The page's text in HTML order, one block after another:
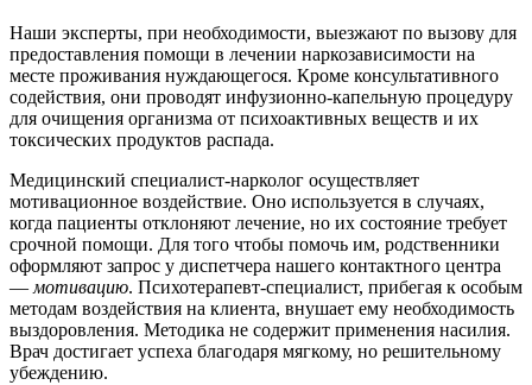
Наши эксперты, при необходимости, выезжают по вызову для
предоставления помощи в лечении наркозависимости на
месте проживания нуждающегося. Кроме консультативного
содействия, они проводят инфузионно-капельную процедуру
для очищения организма от психоактивных веществ и их
токсических продуктов распада.
Медицинский специалист-нарколог осуществляет
мотивационное воздействие. Оно используется в случаях,
когда пациенты отклоняют лечение, но их состояние требует
срочной помощи. Для того чтобы помочь им, родственники
оформляют запрос у диспетчера нашего контактного центра
— мотивацию. Психотерапевт-специалист, прибегая к особым
методам воздействия на клиента, внушает ему необходимость
выздоровления. Методика не содержит применения насилия.
Врач достигает успеха благодаря мягкому, но решительному
убеждению.